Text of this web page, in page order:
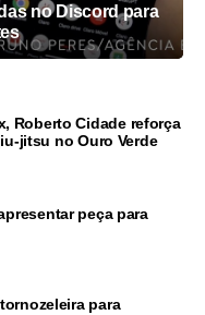
no Discord para
Roberto Cidade reforça
jitsu no Ouro Verde
peça para
para